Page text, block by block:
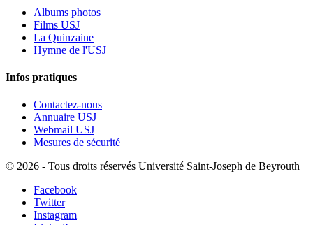
Albums photos
Films USJ
La Quinzaine
Hymne de l'USJ
Infos pratiques
Contactez-nous
Annuaire USJ
Webmail USJ
Mesures de sécurité
© 2026 - Tous droits réservés Université Saint-Joseph de Beyrouth
Facebook
Twitter
Instagram